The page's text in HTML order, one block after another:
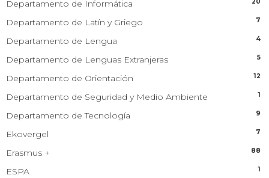
Departamento de Informática 20
Departamento de Latín y Griego 7
Departamento de Lengua 4
Departamento de Lenguas Extranjeras 5
Departamento de Orientación 12
Departamento de Seguridad y Medio Ambiente 1
Departamento de Tecnología 9
Ekovergel 7
Erasmus + 88
ESPA 1